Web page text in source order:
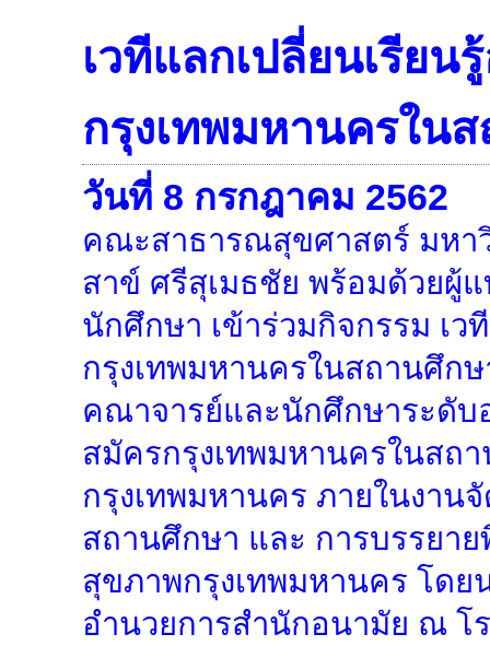
เวทีแลกเปลี่ยนเรียน
กรุงเทพมหานครใน
วันที่ 8 กรกฎาคม 2562
คณะสาธารณสุขศาสตร์ มหา
สาข์ ศรีสุเมธชัย พร้อมด้วยผู้
นักศึกษา เข้าร่วมกิจกรรม เว
กรุงเทพมหานครในสถานศึก
คณาจารย์และนักศึกษาระดับ
สมัครกรุงเทพมหานครในสถ
กรุงเทพมหานคร ภายในงาน
สถานศึกษา และ การบรรยา
สุขภาพกรุงเทพมหานคร โด
อำนวยการสำนักอนามัย ณ โร